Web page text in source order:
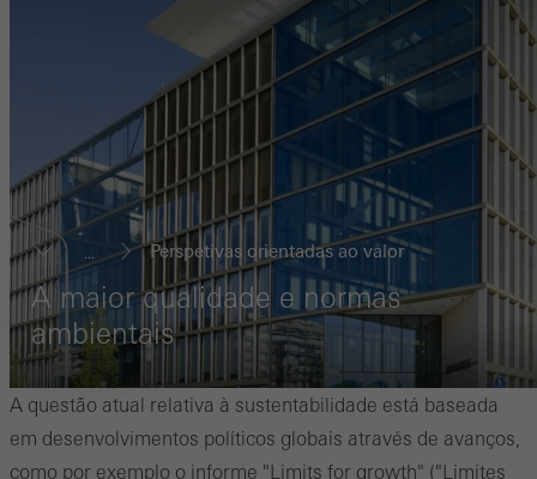
... Perspetivas orientadas ao valor
A maior qualidade e normas
ambientais
A questão atual relativa à sustentabilidade está baseada
em desenvolvimentos políticos globais através de avanços,
como por exemplo o informe "Limits for growth" ("Limites